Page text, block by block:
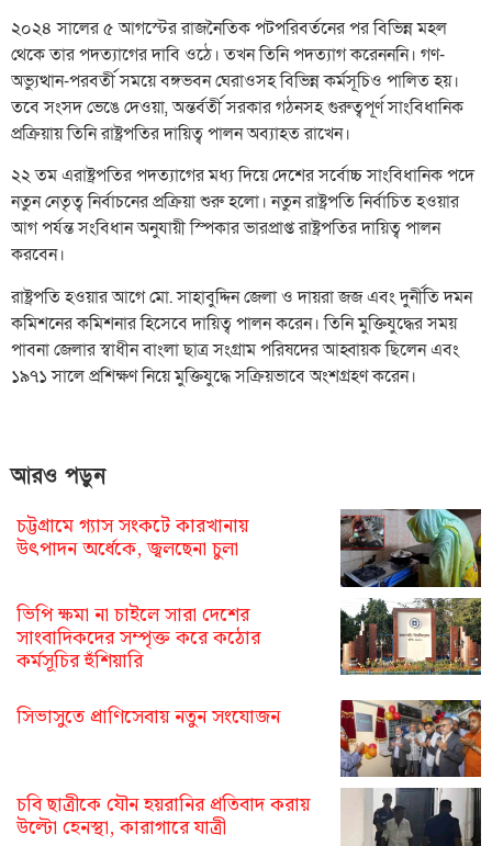
২০২৪ সালের ৫ আগস্টের রাজনৈতিক পটপরিবর্তনের পর বিভিন্ন মহল
থেকে তার পদত্যাগের দাবি ওঠে। তখন তিনি পদত্যাগ করেনননি। গণ-
অভ্যুত্থান-পরবর্তী সময়ে বঙ্গভবন ঘেরাওসহ বিভিন্ন কর্মসূচিও পালিত হয়।
তবে সংসদ ভেঙে দেওয়া, অন্তর্বর্তী সরকার গঠনসহ গুরুত্বপূর্ণ সাংবিধানিক
প্রক্রিয়ায় তিনি রাষ্ট্রপতির দায়িত্ব পালন অব্যাহত রাখেন।
২২ তম এরাষ্ট্রপতির পদত্যাগের মধ্য দিয়ে দেশের সর্বোচ্চ সাংবিধানিক পদে
নতুন নেতৃত্ব নির্বাচনের প্রক্রিয়া শুরু হলো। নতুন রাষ্ট্রপতি নির্বাচিত হওয়ার
আগ পর্যন্ত সংবিধান অনুযায়ী স্পিকার ভারপ্রাপ্ত রাষ্ট্রপতির দায়িত্ব পালন
করবেন।
রাষ্ট্রপতি হওয়ার আগে মো. সাহাবুদ্দিন জেলা ও দায়রা জজ এবং দুর্নীতি দমন
কমিশনের কমিশনার হিসেবে দায়িত্ব পালন করেন। তিনি মুক্তিযুদ্ধের সময়
পাবনা জেলার স্বাধীন বাংলা ছাত্র সংগ্রাম পরিষদের আহ্বায়ক ছিলেন এবং
১৯৭১ সালে প্রশিক্ষণ নিয়ে মুক্তিযুদ্ধে সক্রিয়ভাবে অংশগ্রহণ করেন।
আরও পড়ুন
চট্টগ্রামে গ্যাস সংকটে কারখানায়
উৎপাদন অর্ধেকে, জ্বলছেনা চুলা
ভিপি ক্ষমা না চাইলে সারা দেশের
সাংবাদিকদের সম্পৃক্ত করে কঠোর
কর্মসূচির হুঁশিয়ারি
সিভাসুতে প্রাণিসেবায় নতুন সংযোজন
চবি ছাত্রীকে যৌন হয়রানির প্রতিবাদ করায়
উল্টো হেনস্থা, কারাগারে যাত্রী